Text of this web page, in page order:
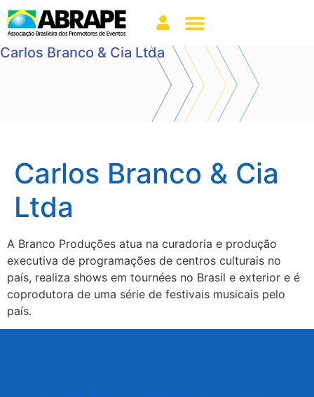
Carlos Branco & Cia Ltda
Carlos Branco & Cia
Ltda
A Branco Produções atua na curadoria e produção
executiva de programações de centros culturais no
país, realiza shows em tournées no Brasil e exterior e é
coprodutora de uma série de festivais musicais pelo
país.